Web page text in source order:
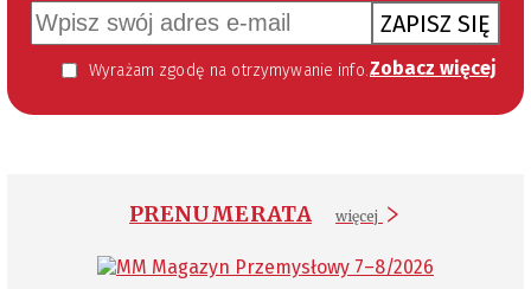
ZAPISZ SIĘ
Wyrażam zgodę na otrzymywanie informacji handlowej kierowanej do mnie za pomocą środków komunikacji elektronicznej w szczególności poczty elektronicznej zgodnie z przepisem art. 10 ust 2 ustawy z dnia 18 lipca 2002 roku o świadczeniu usług drogą elektroniczną (Dz. U. 144 z 2002 r. poz. 1204). Zgoda jest dobrowolna, jednak jej wyrażenie jest konieczne, aby otrzymywać newsletter. Zobacz więcej
PRENUMERATA więcej